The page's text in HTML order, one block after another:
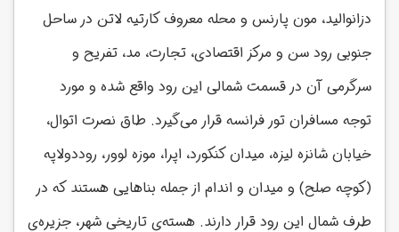
دزانوالید، مون پارنس و محله معروف کارتیه لاتن در ساحل
جنوبی رود سن و مرکز اقتصادی، تجارت، مد، تفریح و
سرگرمی آن در قسمت شمالی این رود واقع شده و مورد
توجه مسافران تور فرانسه قرار می‌گیرد. طاق نصرت اتوال،
خیابان شانزه لیزه، میدان کنکورد، اپرا، موزه لوور، روددولاپه
(کوچه صلح) و میدان و اندام از جمله بناهایی هستند که در
طرف شمال این رود قرار دارند. هسته‌ی تاریخی شهر، جزیره‌ی